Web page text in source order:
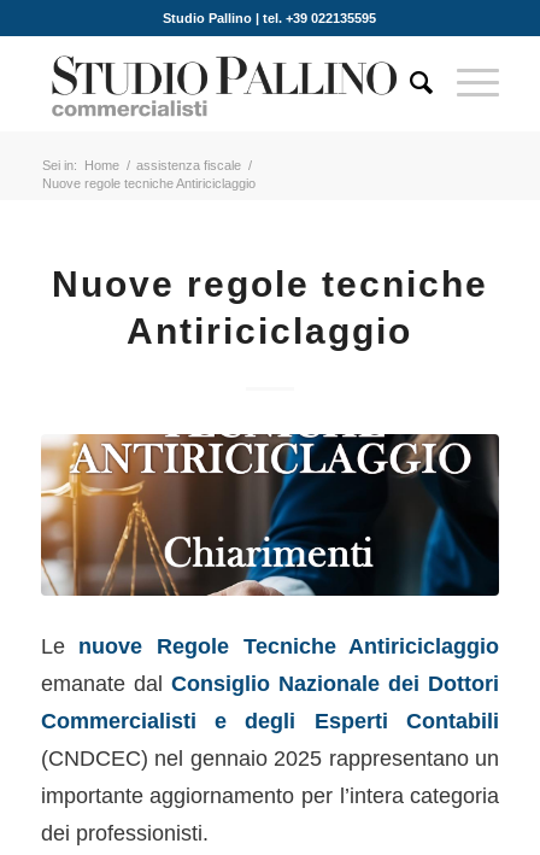
Studio Pallino | tel. +39 022135595
Sei in: Home / assistenza fiscale /
Nuove regole tecniche Antiriciclaggio
Nuove regole tecniche
Antiriciclaggio
Le nuove Regole Tecniche Antiriciclaggio
emanate dal Consiglio Nazionale dei Dottori
Commercialisti e degli Esperti Contabili
(CNDCEC) nel gennaio 2025 rappresentano un
importante aggiornamento per l’intera categoria
dei professionisti.